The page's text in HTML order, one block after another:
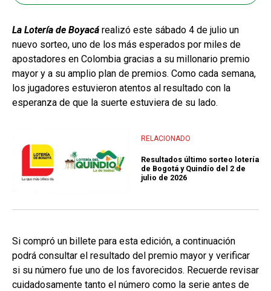
La Lotería de Boyacá realizó este sábado 4 de julio un
nuevo sorteo, uno de los más esperados por miles de
apostadores en Colombia gracias a su millonario premio
mayor y a su amplio plan de premios. Como cada semana,
los jugadores estuvieron atentos al resultado con la
esperanza de que la suerte estuviera de su lado.
RELACIONADO
Resultados último sorteo lotería
de Bogotá y Quindío del 2 de
julio de 2026
Si compró un billete para esta edición, a continuación
podrá consultar el resultado del premio mayor y verificar
si su número fue uno de los favorecidos. Recuerde revisar
cuidadosamente tanto el número como la serie antes de